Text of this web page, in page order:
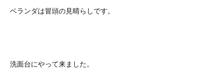
ベランダは冒頭の見晴らしです。
洗面台にやって来ました。